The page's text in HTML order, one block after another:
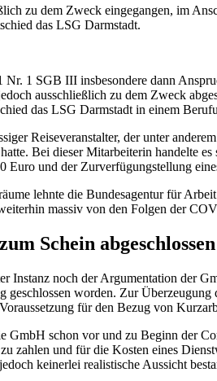
zu dem Zweck eingegangen, im
das LSG Darmstadt.
Nr. 1 SGB III insbesondere dann
ausschließlich zu dem Zweck
das LSG Darmstadt in einem
Reiseveranstalter, der unter
Bei dieser Mitarbeiterin handelte
Euro und der Zurverfügungstellung
lehnte die Bundesagentur für
massiv von den Folgen der
Schein abgeschlossen
Instanz noch der Argumentation der
geschlossen worden. Zur
für den Bezug von
GmbH schon vor und zu Beginn der
zahlen und für die Kosten eines
keinerlei realistische Aussicht